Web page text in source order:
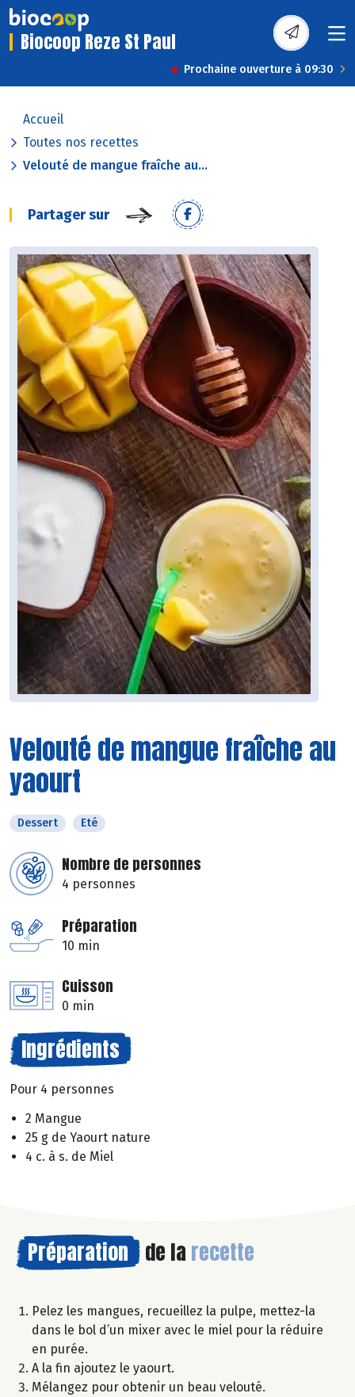
Biocoop Reze St Paul
Prochaine ouverture à 09:30
Accueil
Toutes nos recettes
Velouté de mangue fraîche au...
Partager sur
Velouté de mangue fraîche au
yaourt
Dessert Eté
Nombre de personnes
4 personnes
Préparation
10 min
Cuisson
0 min
Ingrédients
Pour 4 personnes
2 Mangue
25 g de Yaourt nature
4 c. à s. de Miel
Préparation de la recette
Pelez les mangues, recueillez la pulpe, mettez-la
dans le bol d’un mixer avec le miel pour la réduire
en purée.
A la fin ajoutez le yaourt.
Mélangez pour obtenir un beau velouté.